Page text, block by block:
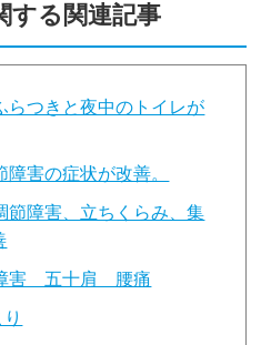
する関連記事
らつきと夜中のトイレが
害の症状が改善。
障害、立ちくらみ、集
害 五十肩 腰痛